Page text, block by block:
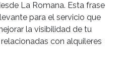
La Romana. Esta frase
para el servicio que
la visibilidad de tu
con alquileres